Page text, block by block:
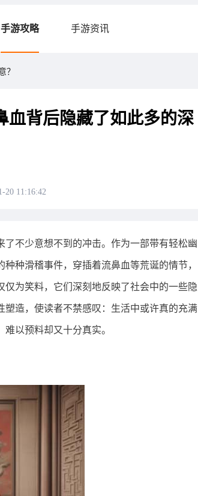
手游攻略 手游资讯
？
血背后隐藏了如此多的深
20 11:16:42
了不少意想不到的冲击。作为一部带有轻松幽
种滑稽事件，穿插着流鼻血等荒诞的情节，
为笑料，它们深刻地反映了社会中的一些隐
造，使读者不禁感叹：生活中或许真的充满
以预料却又十分真实。